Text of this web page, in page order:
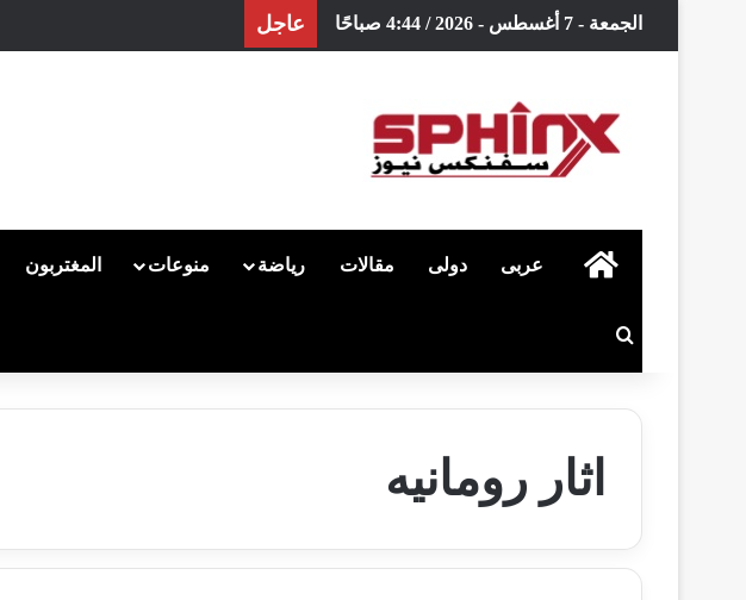
الجمعة - 7 أغسطس - 2026 / 4:44 صباحًا عاجل
الرئيسية
عربى دولى مقالات رياضة منوعات المغتربون
اثار رومانيه